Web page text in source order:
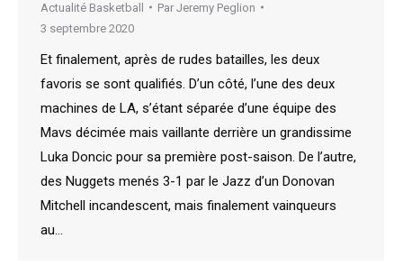
Actualité Basketball Par Jeremy Peglion
3 septembre 2020
Et finalement, après de rudes batailles, les deux
favoris se sont qualifiés. D’un côté, l’une des deux
machines de LA, s’étant séparée d’une équipe des
Mavs décimée mais vaillante derrière un grandissime
Luka Doncic pour sa première post-saison. De l’autre,
des Nuggets menés 3-1 par le Jazz d’un Donovan
Mitchell incandescent, mais finalement vainqueurs
au…